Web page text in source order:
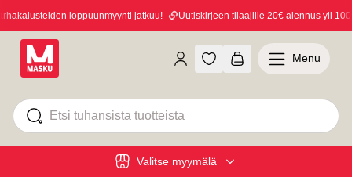
loppuunmyynti jatkuu! Uutiskirjeen tilaajille 20€ alennus yli 100€
Valitse myymälä
Menu